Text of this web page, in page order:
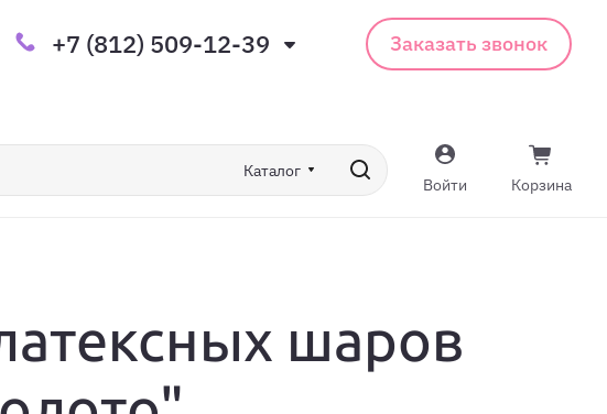
+7 (812) 509-12-39 Заказать звонок
Каталог
Войти Корзина
шаров